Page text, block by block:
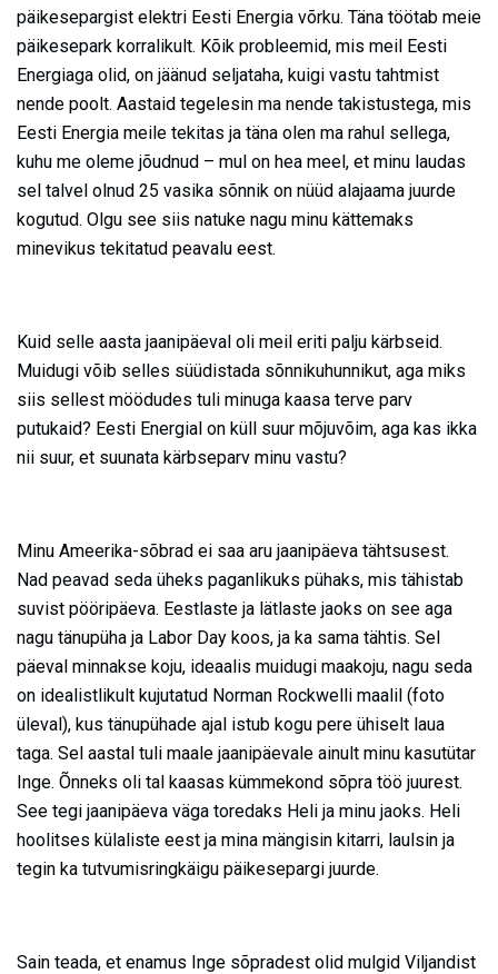
päikesepargist elektri Eesti Energia võrku. Täna töötab meie
päikesepark korralikult. Kõik probleemid, mis meil Eesti
Energiaga olid, on jäänud seljataha, kuigi vastu tahtmist
nende poolt. Aastaid tegelesin ma nende takistustega, mis
Eesti Energia meile tekitas ja täna olen ma rahul sellega,
kuhu me oleme jõudnud – mul on hea meel, et minu laudas
sel talvel olnud 25 vasika sõnnik on nüüd alajaama juurde
kogutud. Olgu see siis natuke nagu minu kättemaks
minevikus tekitatud peavalu eest.
Kuid selle aasta jaanipäeval oli meil eriti palju kärbseid.
Muidugi võib selles süüdistada sõnnikuhunnikut, aga miks
siis sellest möödudes tuli minuga kaasa terve parv
putukaid? Eesti Energial on küll suur mõjuvõim, aga kas ikka
nii suur, et suunata kärbseparv minu vastu?
Minu Ameerika-sõbrad ei saa aru jaanipäeva tähtsusest.
Nad peavad seda üheks paganlikuks pühaks, mis tähistab
suvist pööripäeva. Eestlaste ja lätlaste jaoks on see aga
nagu tänupüha ja Labor Day koos, ja ka sama tähtis. Sel
päeval minnakse koju, ideaalis muidugi maakoju, nagu seda
on idealistlikult kujutatud Norman Rockwelli maalil (foto
üleval), kus tänupühade ajal istub kogu pere ühiselt laua
taga. Sel aastal tuli maale jaanipäevale ainult minu kasutütar
Inge. Õnneks oli tal kaasas kümmekond sõpra töö juurest.
See tegi jaanipäeva väga toredaks Heli ja minu jaoks. Heli
hoolitses külaliste eest ja mina mängisin kitarri, laulsin ja
tegin ka tutvumisringkäigu päikesepargi juurde.
Sain teada, et enamus Inge sõpradest olid mulgid Viljandist